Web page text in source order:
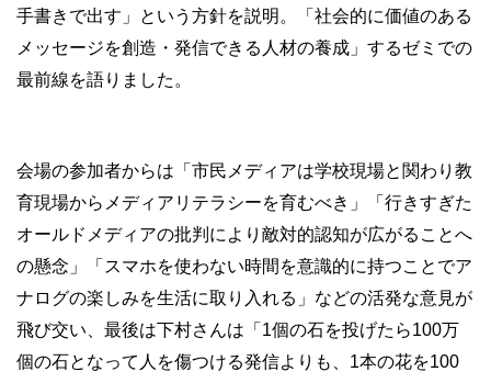
手書きで出す」という方針を説明。「社会的に価値のある
メッセージを創造・発信できる人材の養成」するゼミでの
最前線を語りました。
会場の参加者からは「市民メディアは学校現場と関わり教
育現場からメディアリテラシーを育むべき」「行きすぎた
オールドメディアの批判により敵対的認知が広がることへ
の懸念」「スマホを使わない時間を意識的に持つことでア
ナログの楽しみを生活に取り入れる」などの活発な意見が
飛び交い、最後は下村さんは「1個の石を投げたら100万
個の石となって人を傷つける発信よりも、1本の花を100